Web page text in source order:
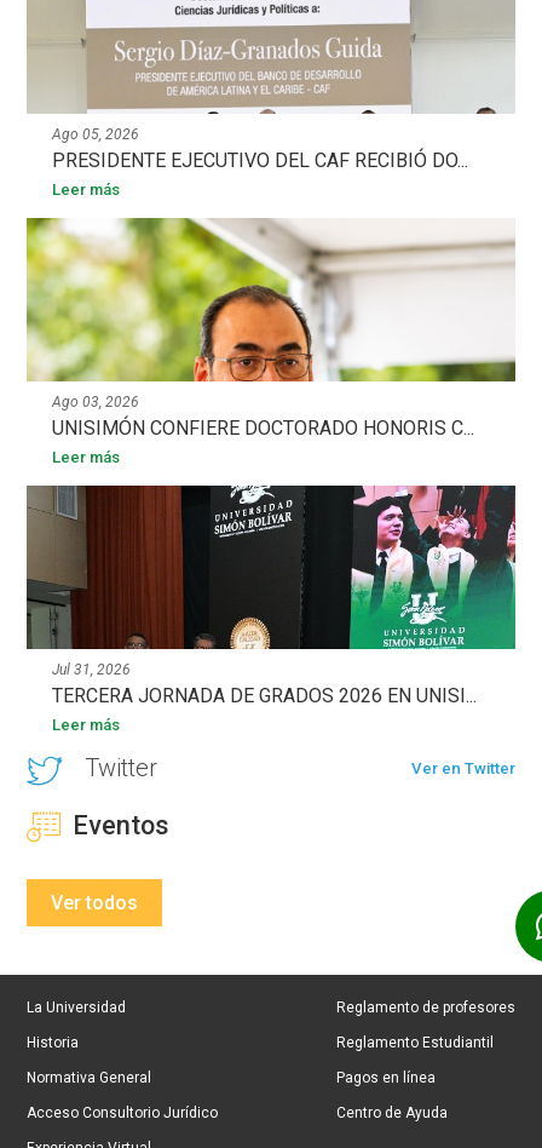
Ago 05, 2026
PRESIDENTE EJECUTIVO DEL CAF RECIBIÓ DO...
Leer más
Ago 03, 2026
UNISIMÓN CONFIERE DOCTORADO HONORIS C...
Leer más
Jul 31, 2026
TERCERA JORNADA DE GRADOS 2026 EN UNISI...
Leer más
Twitter Ver en Twitter
Eventos
Ver todos
La Universidad
Historia
Normativa General
Acceso Consultorio Jurídico
Reglamento de profesores
Reglamento Estudiantil
Pagos en línea
Centro de Ayuda